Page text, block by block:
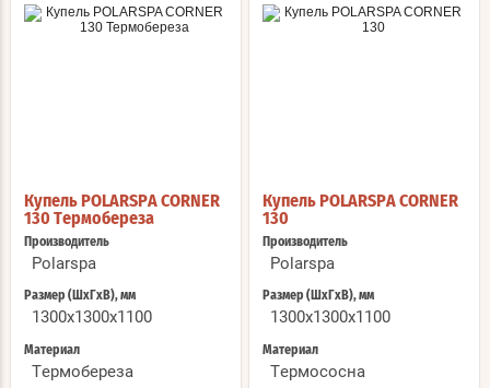
Купель POLARSPA CORNER
130 Термобереза
Производитель
Polarspa
Размер (ШхГхВ), мм
1300х1300х1100
Материал
Термобереза
Купель POLARSPA CORNER
130
Производитель
Polarspa
Размер (ШхГхВ), мм
1300х1300х1100
Материал
Термососна